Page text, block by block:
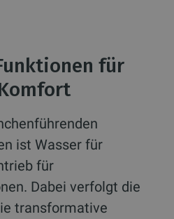
für
ist Wasser für
für
Dabei verfolgt die
transformative